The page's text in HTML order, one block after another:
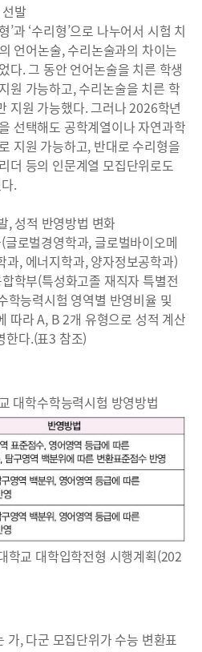
발
’과 ‘수리형’으로 나누어서 시험 치
언어논술, 수리논술과의 차이는
다. 그 동안 언어논술을 치른 학생
원 가능하고, 수리논술을 치른 학
지원 가능했다. 그러나 2026학년
선택해도 공학계열이나 자연과학
지원 가능하고, 반대로 수리형을
더 등의 인문계열 모집단위로도
.
, 성적 반영방법 변화
글로벌경영학과, 글로벌바이오메
과, 에너지학과, 양자정보공학과)
학부(특성화고졸 재직자 특별전
학능력시험 영역별 반영비율 및
따라 A, B 2개 유형으로 성적 계산
한다.(표3 참조)
대학수학능력시험 방영방법
학교 대학입학전형 시행계획(202
가, 다군 모집단위가 수능 변환표